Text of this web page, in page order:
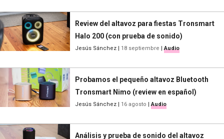
Review del altavoz para fiestas Tronsmart
Halo 200 (con prueba de sonido)
Jesús Sánchez | 18 septiembre |Audio
Probamos el pequeño altavoz Bluetooth
Tronsmart Nimo (review en español)
Jesús Sánchez | 16 agosto |Audio
Análisis y prueba de sonido del altavoz